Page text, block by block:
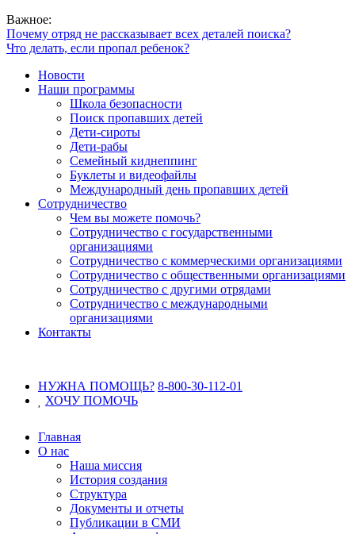
Важное:
Почему отряд не рассказывает всех деталей поиска?
Что делать, если пропал ребенок?
Новости
Наши программы
Школа безопасности
Поиск пропавших детей
Дети-сироты
Дети-рабы
Семейный киднеппинг
Буклеты и видеофайлы
Международный день пропавших детей
Сотрудничество
Чем вы можете помочь?
Сотрудничество с государственными
организациями
Сотрудничество с коммерческими организациями
Сотрудничество с общественными организациями
Сотрудничество с другими отрядами
Сотрудничество с международными
организациями
Контакты
НУЖНА ПОМОЩЬ? 8-800-30-112-01
ХОЧУПОМОЧЬ
Главная
О нас
Наша миссия
История создания
Структура
Документы и отчеты
Публикации в СМИ